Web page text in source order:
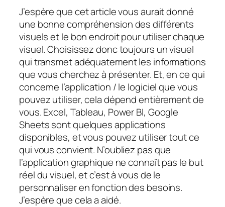
J’espère que cet article vous aurait donné
une bonne compréhension des différents
visuels et le bon endroit pour utiliser chaque
visuel. Choisissez donc toujours un visuel
qui transmet adéquatement les informations
que vous cherchez à présenter. Et, en ce qui
concerne l’application / le logiciel que vous
pouvez utiliser, cela dépend entièrement de
vous. Excel, Tableau, Power BI, Google
Sheets sont quelques applications
disponibles, et vous pouvez utiliser tout ce
qui vous convient. N’oubliez pas que
l’application graphique ne connaît pas le but
réel du visuel, et c’est à vous de le
personnaliser en fonction des besoins.
J’espère que cela a aidé.